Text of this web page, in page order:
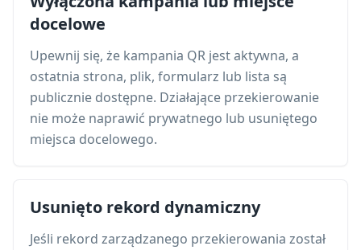
docelowe
Upewnij się, że kampania QR jest aktywna, a
ostatnia strona, plik, formularz lub lista są
publicznie dostępne. Działające przekierowanie
nie może naprawić prywatnego lub usuniętego
miejsca docelowego.
Usunięto rekord dynamiczny
Jeśli rekord zarządzanego przekierowania został